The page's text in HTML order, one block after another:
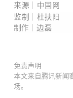
来源｜中国网
监制｜杜扶阳
制作｜边磊
免责声明
本文来自腾讯新闻
场。